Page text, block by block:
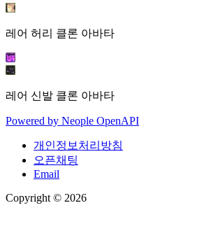
레어 허리 클론 아바타
레어 신발 클론 아바타
Powered by Neople OpenAPI
개인정보처리방침
오픈채팅
Email
Copyright © 2026